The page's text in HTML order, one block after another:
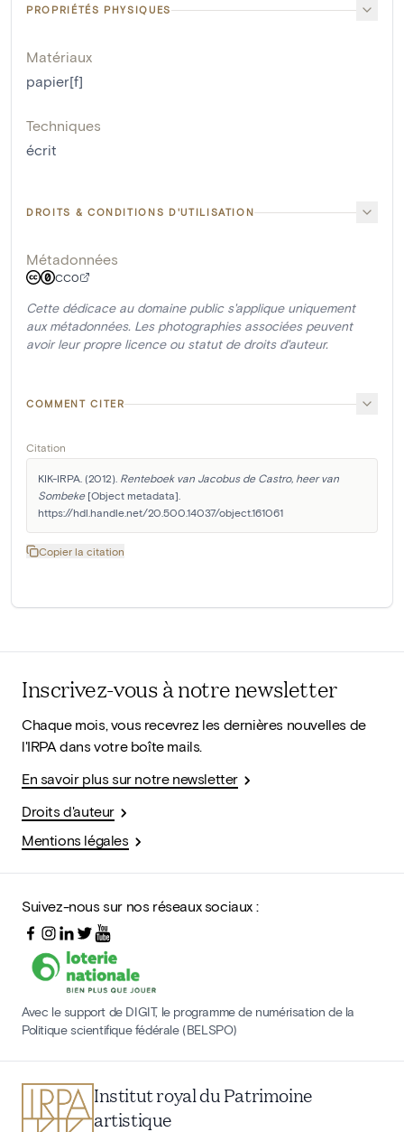
PROPRIÉTÉS PHYSIQUES
Matériaux
papier[f]
Techniques
écrit
DROITS & CONDITIONS D'UTILISATION
Métadonnées
CC0
Cette dédicace au domaine public s'applique uniquement
aux métadonnées. Les photographies associées peuvent
avoir leur propre licence ou statut de droits d'auteur.
COMMENT CITER
Citation
KIK-IRPA. (2012). Renteboek van Jacobus de Castro, heer van
Sombeke [Object metadata].
https://hdl.handle.net/20.500.14037/object.161061
Copier la citation
Inscrivez-vous à notre newsletter
Chaque mois, vous recevrez les dernières nouvelles de
l'IRPA dans votre boîte mails.
En savoir plus sur notre newsletter
Droits d'auteur
Mentions légales
Suivez-nous sur nos réseaux sociaux :
Avec le support de DIGIT, le programme de numérisation de la
Politique scientifique fédérale (BELSPO)
Institut royal du Patrimoine
artistique